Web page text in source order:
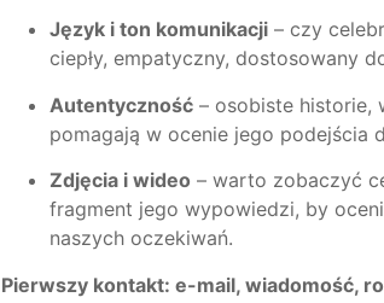
Język i ton komunikacji – czy
ciepły, empatyczny, dostosowany
Autentyczność – osobiste historie,
pomagają w ocenie jego podejścia
Zdjęcia i wideo – warto zobaczyć
fragment jego wypowiedzi, by
naszych oczekiwań.
Pierwszy kontakt: e-mail, wiadomość,